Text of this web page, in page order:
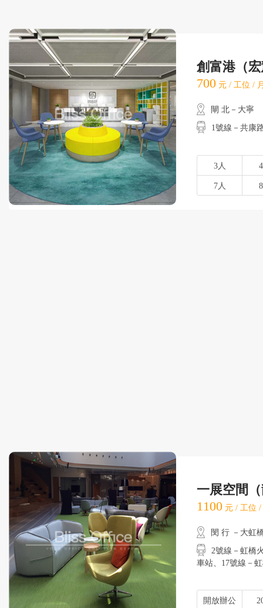
創富港（
700 元 / 工位 /
閘 北－大寧
1號線－共康
3人
7人
一展空間
1100 元 / 工位
閔 行 －大虹
2號線－虹橋火
車站、17號線－
開放辦公